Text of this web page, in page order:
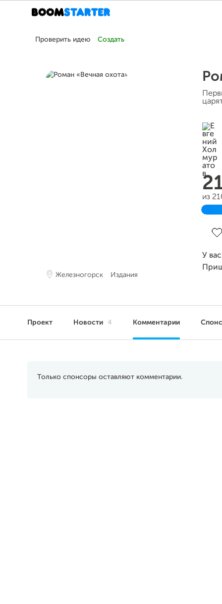
Проверить идею Создать
Железногорск Издания
из
У
Проект Новости 4 Комментарии
Только спонсоры оставляют комментарии.